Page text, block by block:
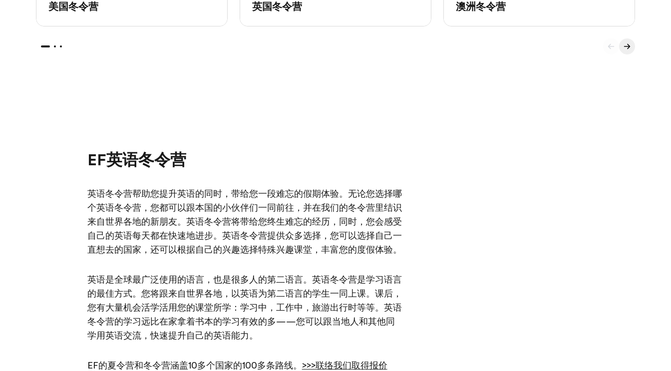
美国冬令营 英国冬令营 澳洲冬令营
EF英语冬令营
英语冬令营帮助您提升英语的同时，带给您一段难忘的假期体验。无论您选择哪
个英语冬令营，您都可以跟本国的小伙伴们一同前往，并在我们的冬令营里结识
来自世界各地的新朋友。英语冬令营将带给您终生难忘的经历，同时，您会感受
自己的英语每天都在快速地进步。英语冬令营提供众多选择，您可以选择自己一
直想去的国家，还可以根据自己的兴趣选择特殊兴趣课堂，丰富您的度假体验。
英语是全球最广泛使用的语言，也是很多人的第二语言。英语冬令营是学习语言
的最佳方式。您将跟来自世界各地，以英语为第二语言的学生一同上课。课后，
您有大量机会活学活用您的课堂所学：学习中，工作中，旅游出行时等等。英语
冬令营的学习远比在家拿着书本的学习有效的多——您可以跟当地人和其他同
学用英语交流，快速提升自己的英语能力。
EF的夏令营和冬令营涵盖10多个国家的100多条路线。 >>>联络我们取得报价